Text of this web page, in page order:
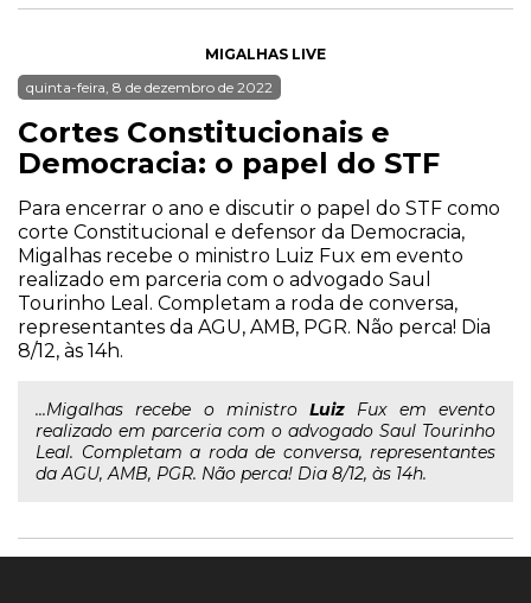
MIGALHAS LIVE
quinta-feira, 8 de dezembro de 2022
Cortes Constitucionais e
Democracia: o papel do STF
Para encerrar o ano e discutir o papel do STF como
corte Constitucional e defensor da Democracia,
Migalhas recebe o ministro Luiz Fux em evento
realizado em parceria com o advogado Saul
Tourinho Leal. Completam a roda de conversa,
representantes da AGU, AMB, PGR. Não perca! Dia
8/12, às 14h.
...Migalhas recebe o ministroLuiz Fux em evento
realizado em parceria com o advogado Saul Tourinho
Leal. Completam a roda de conversa, representantes
da AGU, AMB, PGR. Não perca! Dia 8/12, às 14h.